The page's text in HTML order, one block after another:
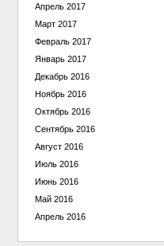
Апрель 2017
Март 2017
Февраль 2017
Январь 2017
Декабрь 2016
Ноябрь 2016
Октябрь 2016
Сентябрь 2016
Август 2016
Июль 2016
Июнь 2016
Май 2016
Апрель 2016